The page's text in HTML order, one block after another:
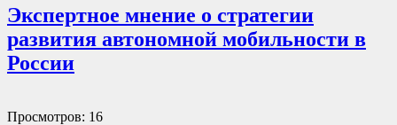
Экспертное мнение о стратегии
развития автономной мобильности в
России
Просмотров: 16